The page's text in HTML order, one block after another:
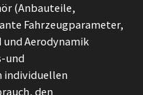
(Anbauteile,
Fahrzeugparameter,
und Aerodynamik
und
individuellen
den